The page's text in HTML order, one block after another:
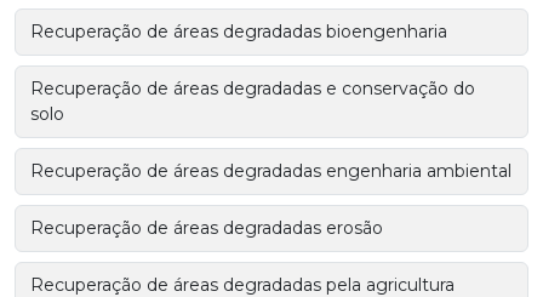
Recuperação de áreas degradadas bioengenharia
Recuperação de áreas degradadas e conservação do
solo
Recuperação de áreas degradadas engenharia ambiental
Recuperação de áreas degradadas erosão
Recuperação de áreas degradadas pela agricultura